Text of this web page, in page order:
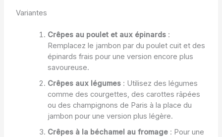
Variantes
Crêpes au poulet et aux épinards:
Remplacez le jambon par du poulet cuit et des
épinards frais pour une version encore plus
savoureuse.
Crêpes aux légumes: Utilisez des légumes
comme des courgettes, des carottes râpées
ou des champignons de Paris à la place du
jambon pour une version plus légère.
Crêpes à la béchamel au fromage: Pour une